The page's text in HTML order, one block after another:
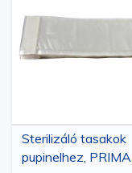
Sterilizáló tasakok
pupinelhez, PRIMA,